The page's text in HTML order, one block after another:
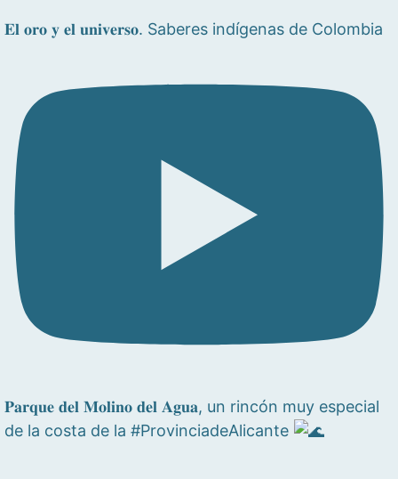
𝐄𝐥 𝐨𝐫𝐨 𝐲 𝐞𝐥 𝐮𝐧𝐢𝐯𝐞𝐫𝐬𝐨. Saberes indígenas de Colombia
𝐏𝐚𝐫𝐪𝐮𝐞 𝐝𝐞𝐥 𝐌𝐨𝐥𝐢𝐧𝐨 𝐝𝐞𝐥 𝐀𝐠𝐮𝐚, un rincón muy especial
de la costa de la #ProvinciadeAlicante